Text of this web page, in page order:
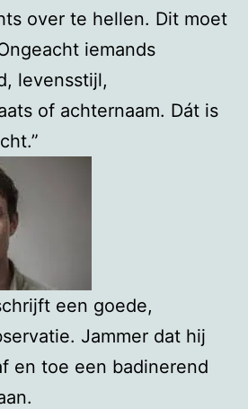
over te hellen. Dit moet
iemands
levensstijl,
of achternaam. Dát is
een goede,
Jammer dat hij
en toe een badinerend